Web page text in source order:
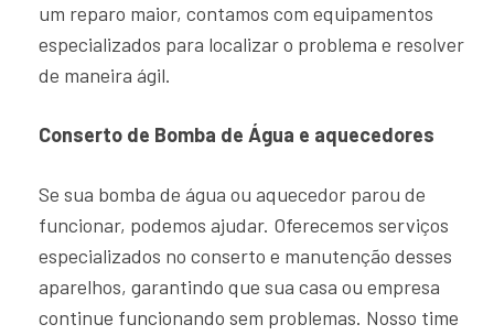
um reparo maior, contamos com equipamentos
especializados para localizar o problema e resolver
de maneira ágil.
Conserto de Bomba de Água e aquecedores
Se sua bomba de água ou aquecedor parou de
funcionar, podemos ajudar. Oferecemos serviços
especializados no conserto e manutenção desses
aparelhos, garantindo que sua casa ou empresa
continue funcionando sem problemas. Nosso time